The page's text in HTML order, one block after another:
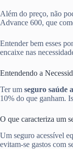
Além do preço, não
Advance 600, que
Entender bem esses
encaixe nas
Entendendo a
Ter um seguro saúde
10% do que ganham.
O que caracteriza um
Um seguro acessível
evitam-se gastos com